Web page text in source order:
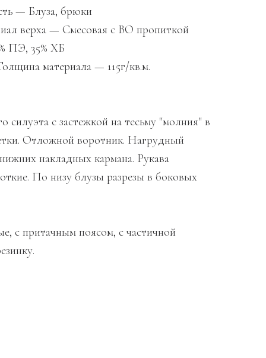
— Блуза, брюки
верха — Смесовая с ВО пропиткой
ПЭ, 35% ХБ
материала — 115г/кв.м.
силуэта с застежкой на тесьму "молния" в
Отложной воротник. Нагрудный
накладных кармана. Рукава
По низу блузы разрезы в боковых
с притачным поясом, с частичной